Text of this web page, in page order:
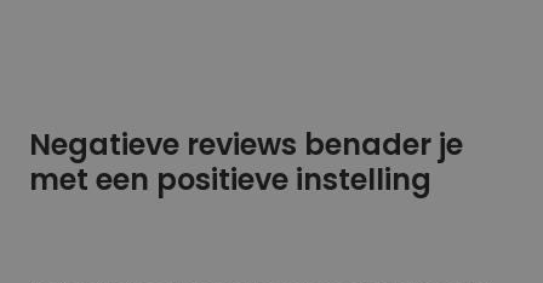
Negatieve reviews benader je
met een positieve instelling